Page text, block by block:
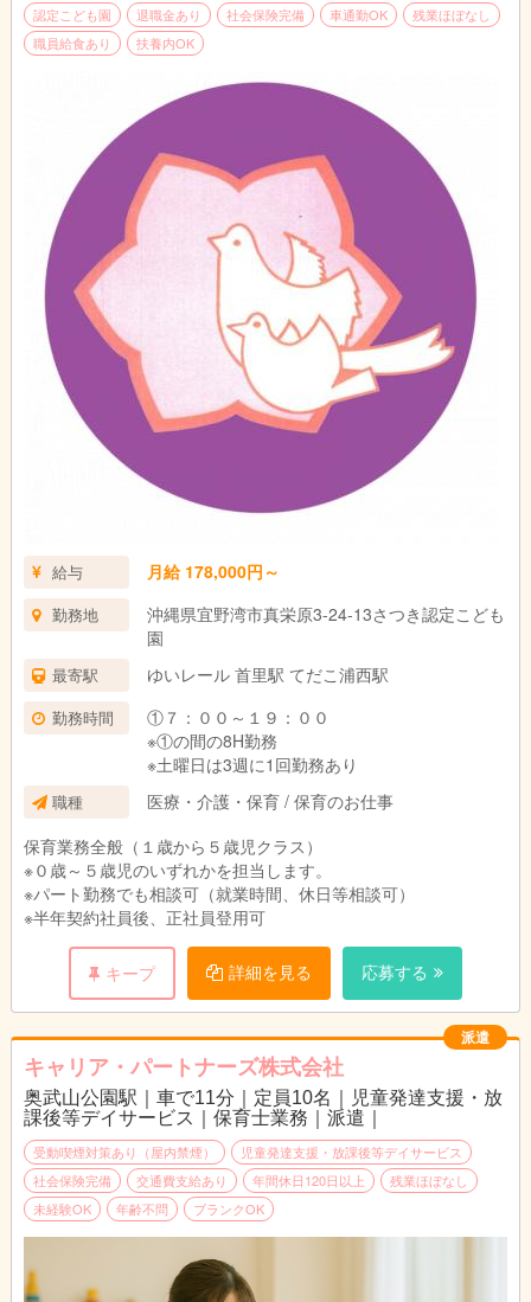
認定こども園 退職金あり 社会保険完備 車通勤OK
残業ほぼなし
職員給食あり
扶養内OK
給与 月給 178,000円～
勤務地
沖縄県宜野湾市真栄原3-24-13さつき認定こども
園
最寄駅 ゆいレール 首里駅 てだこ浦西駅
勤務時間
①７：００～１９：００
※①の間の8H勤務
※土曜日は3週に1回勤務あり
職種
医療・介護・保育 / 保育のお仕事
保育業務全般（１歳から５歳児クラス）
※０歳～５歳児のいずれかを担当します。
※パート勤務でも相談可（就業時間、休日等相談可）
※半年契約社員後、正社員登用可
キープ 詳細を見る 応募する
派遣
キャリア・パートナーズ株式会社
奥武山公園駅｜車で11分｜定員10名｜児童発達支援・放
課後等デイサービス｜保育士業務｜派遣｜
受動喫煙対策あり（屋内禁煙）
児童発達支援・放課後等デイサービス
社会保険完備
交通費支給あり 年間休日120日以上
残業ほぼなし
未経験OK
年齢不問 ブランクOK